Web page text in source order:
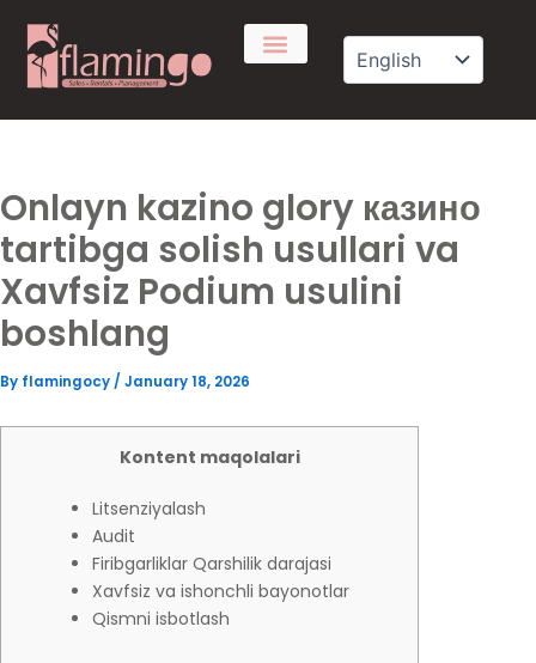
content
Onlayn kazino glory казино
tartibga solish usullari va
Xavfsiz Podium usulini
boshlang
By flamingocy / January 18, 2026
Kontent maqolalari
Litsenziyalash
Audit
Firibgarliklar Qarshilik darajasi
Xavfsiz va ishonchli bayonotlar
Qismni isbotlash